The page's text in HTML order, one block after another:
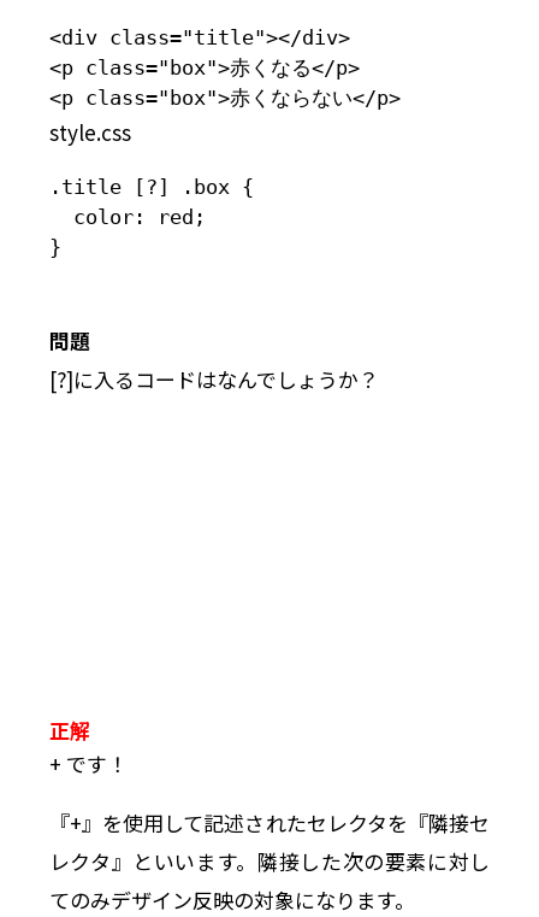
<div class="title"></div>
<p class="box">赤くなる</p>
<p class="box">赤くならない</p>
style.css
.title [?] .box {
}
問題
[?]に入るコードはなんでしょうか？
正解
+ です！
『+』を使用して記述されたセレクタを『隣接セ
レクタ』といいます。隣接した次の要素に対し
てのみデザイン反映の対象になります。